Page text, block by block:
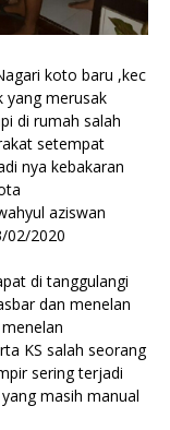
koto baru ,kec
yang merusak
di rumah salah
setempat
nya kebakaran
aziswan
02/2020
di tanggulangi
dan menelan
KS salah seorang
sering terjadi
masih manual